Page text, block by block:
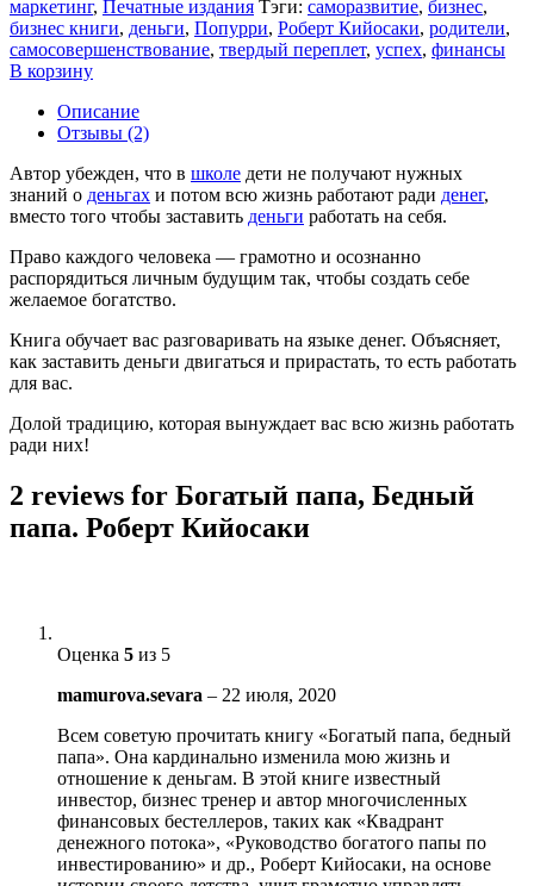
маркетинг, Печатные издания Тэги: cаморазвитие, бизнес,
бизнес книги, деньги, Попурри, Роберт Кийосаки, родители,
самосовершенствование, твердый переплет, успех, финансы
В корзину
Описание
Отзывы (2)
Автор убежден, что в школе дети не получают нужных
знаний о деньгах и потом всю жизнь работают ради денег,
вместо того чтобы заставить деньги работать на себя.
Право каждого человека — грамотно и осознанно
распорядиться личным будущим так, чтобы создать себе
желаемое богатство.
Книга обучает вас разговаривать на языке денег. Объясняет,
как заставить деньги двигаться и прирастать, то есть работать
для вас.
Долой традицию, которая вынуждает вас всю жизнь работать
ради них!
2 reviews for Богатый папа, Бедный
папа. Роберт Кийосаки
Оценка 5 из 5
mamurova.sevara – 22 июля, 2020
Всем советую прочитать книгу «Богатый папа, бедный
папа». Она кардинально изменила мою жизнь и
отношение к деньгам. В этой книге известный
инвестор, бизнес тренер и автор многочисленных
финансовых бестеллеров, таких как «Квадрант
денежного потока», «Руководство богатого папы по
инвестированию» и др., Роберт Кийосаки, на основе